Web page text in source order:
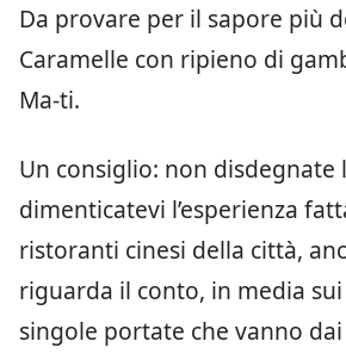
Da provare per il sapore più
Caramelle con ripieno di
Ma-ti.
Un consiglio: non disdegnate
dimenticatevi l’esperienza
ristoranti cinesi della città,
riguarda il conto, in media
singole portate che vanno